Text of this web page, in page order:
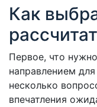
Как
Первое, что
направлением
несколько
впечатления